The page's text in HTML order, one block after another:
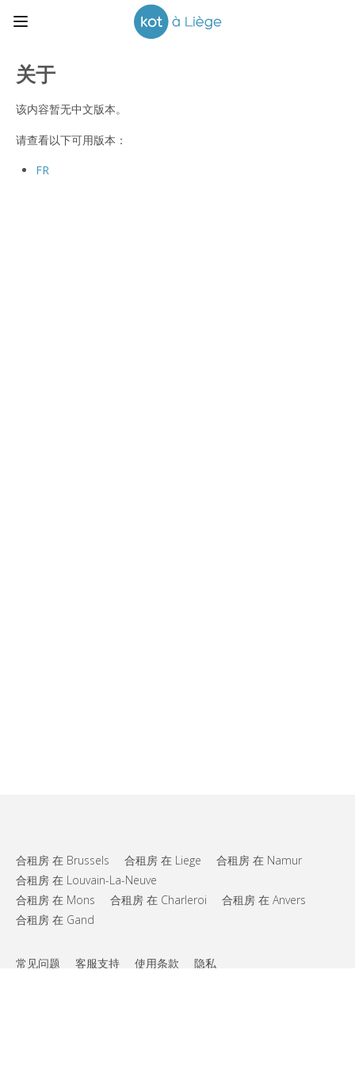
关于
该内容暂无中文版本。
请查看以下可用版本：
FR
合租房 在 Brussels 合租房 在 Liege
合租房 在 Namur
合租房 在 Louvain-La-Neuve
合租房 在 Mons
合租房 在 Charleroi
合租房 在 Anvers
合租房 在 Gand
常见问题 客服支持 使用条款 隐私